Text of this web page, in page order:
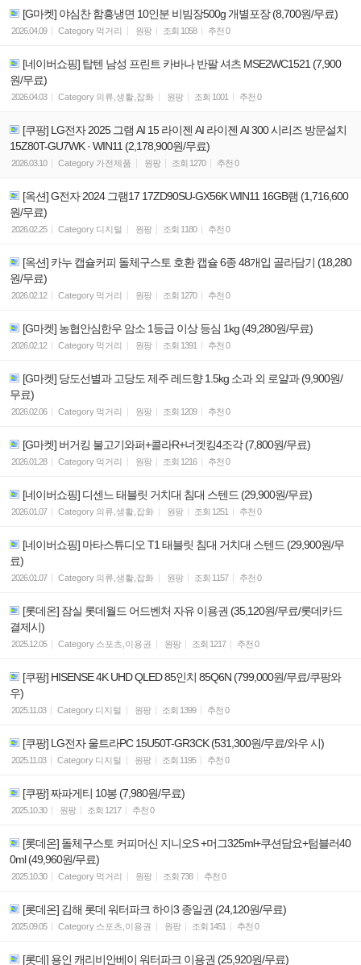
[G마켓] 야심찬 함흥냉면 10인분 비빔장500g 개별포장 (8,700원/무료)
2026.04.09 Category 먹거리 원팡 조회 1058 추천 0
[네이버쇼핑] 탑텐 남성 프린트 카바나 반팔 셔츠 MSE2WC1521 (7,900
원/무료)
2026.04.03 Category 의류,생활,잡화 원팡 조회 1001 추천 0
[쿠팡] LG전자 2025 그램 AI 15 라이젠 AI 라이젠 AI 300 시리즈 방문설치
15Z80T-GU7WK · WIN11 (2,178,900원/무료)
2026.03.10 Category 가전제품 원팡 조회 1270 추천 0
[옥션] G전자 2024 그램17 17ZD90SU-GX56K WIN11 16GB램 (1,716,600
원/무료)
2026.02.25 Category 디지털 원팡 조회 1180 추천 0
[옥션] 카누 캡슐커피 돌체구스토 호환 캡슐 6종 48개입 골라담기 (18,280
원/무료)
2026.02.12 Category 먹거리 원팡 조회 1270 추천 0
[G마켓] 농협안심한우 암소 1등급 이상 등심 1kg (49,280원/무료)
2026.02.12 Category 먹거리 원팡 조회 1391 추천 0
[G마켓] 당도선별과 고당도 제주 레드향 1.5kg 소과 외 로얄과 (9,900원/
무료)
2026.02.06 Category 먹거리 원팡 조회 1209 추천 0
[G마켓] 버거킹 불고기와퍼+콜라R+너겟킹4조각 (7,800원/무료)
2026.01.28 Category 먹거리 원팡 조회 1216 추천 0
[네이버쇼핑] 디센느 태블릿 거치대 침대 스텐드 (29,900원/무료)
2026.01.07 Category 의류,생활,잡화 원팡 조회 1251 추천 0
[네이버쇼핑] 마타스튜디오 T1 태블릿 침대 거치대 스텐드 (29,900원/무
료)
2026.01.07 Category 의류,생활,잡화 원팡 조회 1157 추천 0
[롯데온] 잠실 롯데월드 어드벤처 자유 이용권 (35,120원/무료/롯데카드
결제시)
2025.12.05 Category 스포츠,이용권 원팡 조회 1217 추천 0
[쿠팡] HISENSE 4K UHD QLED 85인치 85Q6N (799,000원/무료/쿠팡와
우)
2025.11.03 Category 디지털 원팡 조회 1399 추천 0
[쿠팡] LG전자 울트라PC 15U50T-GR3CK (531,300원/무료/와우 시)
2025.11.03 Category 디지털 원팡 조회 1195 추천 0
[쿠팡] 짜파게티 10봉 (7,980원/무료)
2025.10.30 원팡 조회 1217 추천 0
[롯데온] 돌체구스토 커피머신 지니오S +머그325ml+쿠션담요+텀블러40
0ml (49,960원/무료)
2025.10.30 Category 먹거리 원팡 조회 738 추천 0
[롯데온] 김해 롯데 워터파크 하이3 종일권 (24,120원/무료)
2025.09.05 Category 스포츠,이용권 원팡 조회 1451 추천 0
[롯데] 용인 캐리비안베이 워터파크 이용권 (25,920원/무료)